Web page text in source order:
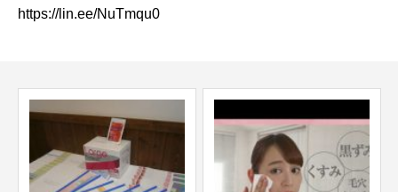
https://lin.ee/NuTmqu0